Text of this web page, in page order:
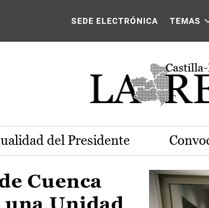
de Castilla-La
SEDE ELECTRÓNICA TEMAS
del Presidente
Cuenca